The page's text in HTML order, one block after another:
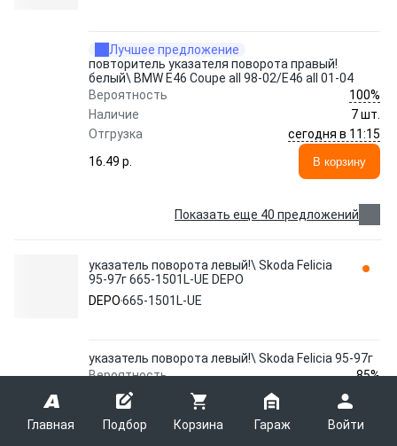
Главная Подбор Корзина Гараж Войти
Лучшее предложение
повторитель указателя поворота правый!
белый\ BMW E46 Coupe all 98-02/E46 all 01-04
Вероятность
100%
Наличие
7 шт.
Отгрузка
сегодня в 11:15
16.49 p.
В корзину
Показать еще 40 предложений
указатель поворота левый!\ Skoda Felicia
95-97г 665-1501L-UE DEPO
DEPO665-1501L-UE
указатель поворота левый!\ Skoda Felicia 95-97г
Вероятность
85%
Наличие
11 шт.
9 - 14 августа